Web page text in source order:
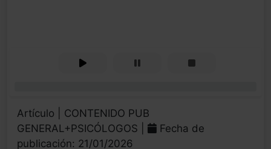
Artículo | CONTENIDO PUB
GENERAL+PSICÓLOGOS |
Fecha de
publicación: 21/01/2026